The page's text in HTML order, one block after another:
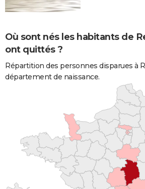
Où sont nés les habitants de
ont quittés ?
Répartition des personnes disparues à
département de naissance.